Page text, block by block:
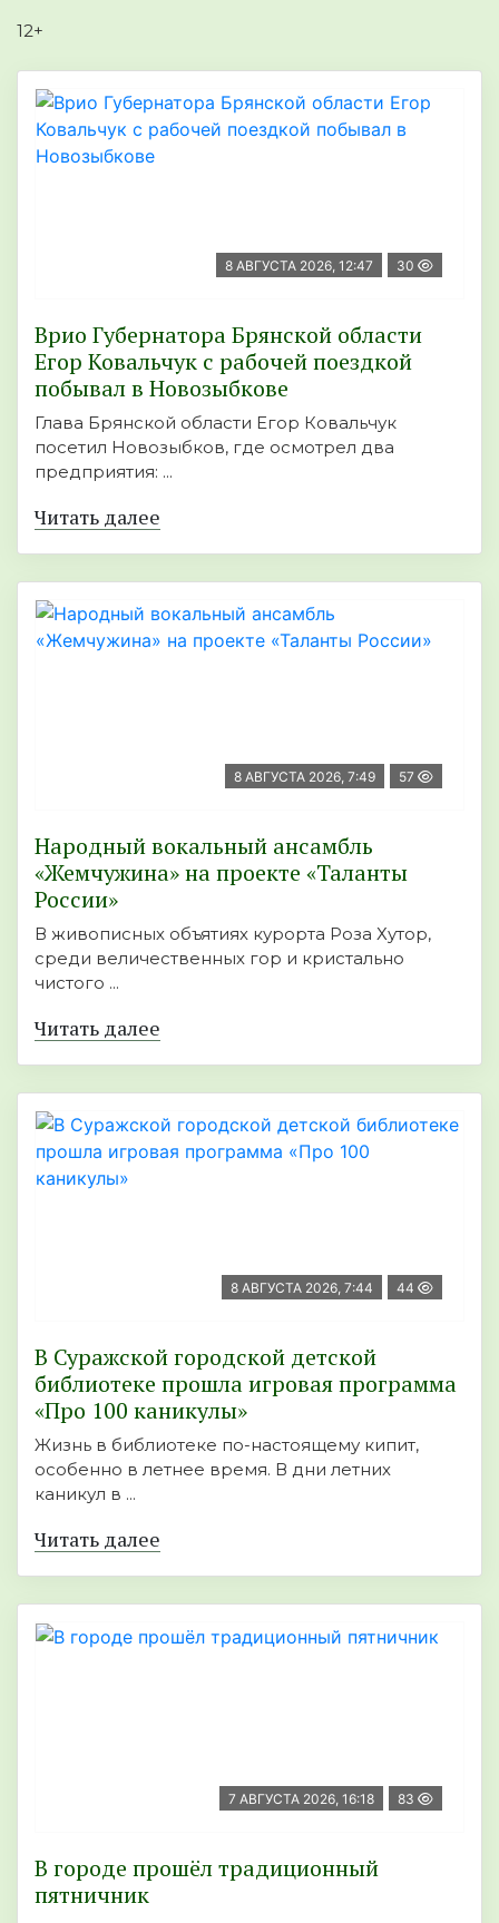
12+
8 АВГУСТА 2026, 12:47 30
Врио Губернатора Брянской области
Егор Ковальчук с рабочей поездкой
побывал в Новозыбкове
Глава Брянской области Егор Ковальчук
посетил Новозыбков, где осмотрел два
предприятия: ...
Читать далее
8 АВГУСТА 2026, 7:49 57
Народный вокальный ансамбль
«Жемчужина» на проекте «Таланты
России»
В живописных объятиях курорта Роза Хутор,
среди величественных гор и кристально
чистого ...
Читать далее
8 АВГУСТА 2026, 7:44 44
В Суражской городской детской
библиотеке прошла игровая программа
«Про 100 каникулы»
Жизнь в библиотеке по-настоящему кипит,
особенно в летнее время. В дни летних
каникул в ...
Читать далее
7 АВГУСТА 2026, 16:18 83
В городе прошёл традиционный
пятничник